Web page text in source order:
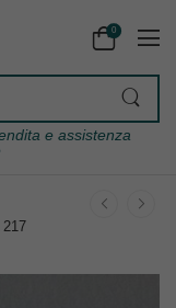
0
e assistenza